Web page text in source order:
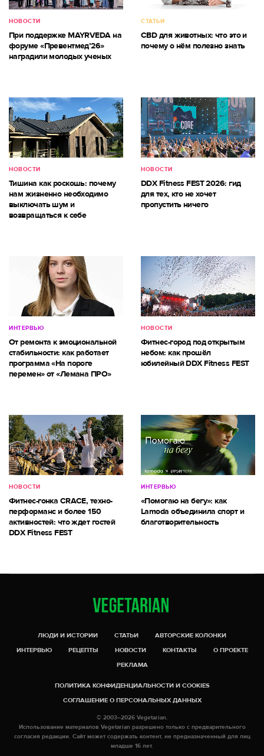
НОВОСТИ
При поддержке MAYRVEDA на
форуме «Превентмед’26»
наградили молодых ученых
СТАТЬИ
CBD для животных: что это и
почему о нём полезно знать
НОВОСТИ
Тишина как роскошь: почему
нам жизненно необходимо
выключать шум и
возвращаться к себе
НОВОСТИ
DDX Fitness FEST 2026: гид
для тех, кто не хочет
пропустить ничего
ИНТЕРВЬЮ
От ремонта к эмоциональной
стабильности: как работает
программа «На пороге
перемен» от «Лемана ПРО»
НОВОСТИ
Фитнес-город под открытым
небом: как прошёл
юбилейный DDX Fitness FEST
НОВОСТИ
Фитнес-гонка CRACE, техно-
перформанс и более 150
активностей: что ждет гостей
DDX Fitness FEST
ИНТЕРВЬЮ
«Помогаю на бегу»: как
Lamoda объединила спорт и
благотворительность
ЛЮДИ И ИСТОРИИ СТАТЬИ
АВТОРСКИЕ КОЛОНКИ
ИНТЕРВЬЮ
РЕЦЕПТЫ НОВОСТИ КОНТАКТЫ
О ПРОЕКТЕ
РЕКЛАМА
ПОЛИТИКА КОНФИДЕНЦИАЛЬНОСТИ И COOKIES
СОГЛАШЕНИЕ О ПЕРСОНАЛЬНЫХ ДАННЫХ
© 2003–2026 Vegetarian.
Использование материалов Vegetarian разрешено только с предварительного
согласия редакции. Сайт может содержать контент, не предназначенный для лиц
младше 16 лет.